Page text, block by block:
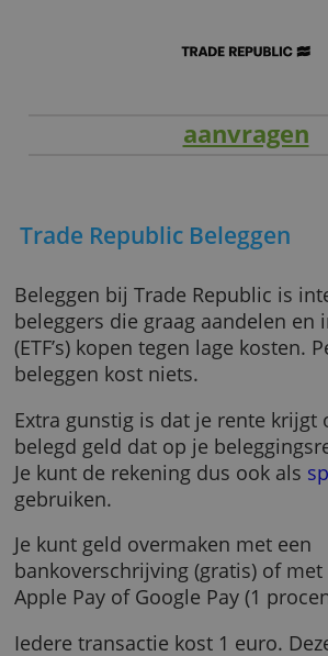
Trade Republic
Beleggen bij Trade Republic
beleggers die graag
(ETF’s) kopen tegen lage
beleggen kost niets.
Extra gunstig is dat je rente
belegd geld dat op je
Je kunt de rekening dus ook